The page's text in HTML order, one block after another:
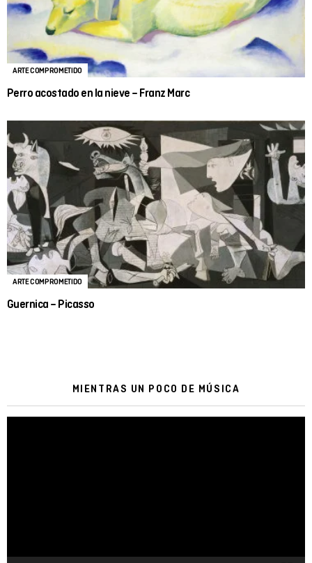
ARTE COMPROMETIDO
Perro acostado en la nieve – Franz Marc
ARTE COMPROMETIDO
Guernica – Picasso
MIENTRAS UN POCO DE MÚSICA